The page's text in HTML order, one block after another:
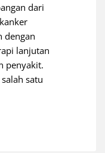
dari
dengan
lanjutan
penyakit.
satu